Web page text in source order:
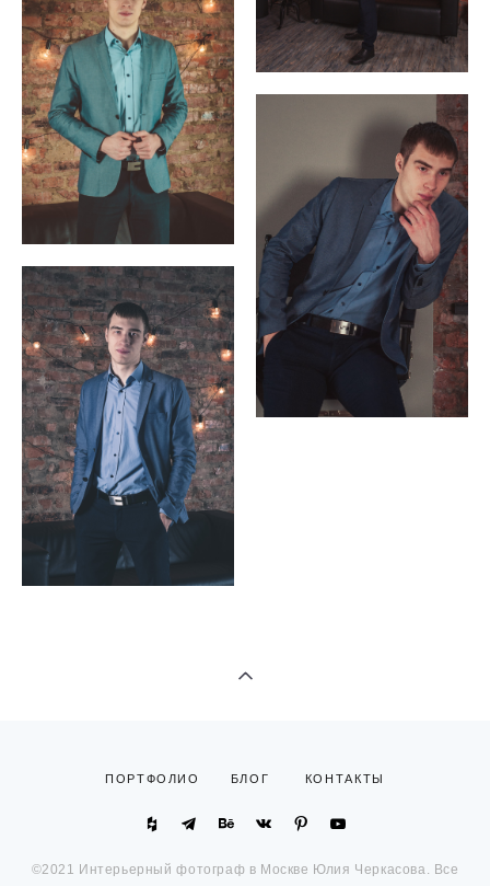
ПОРТФОЛИО БЛОГ КОНТАКТЫ
©2021 Интерьерный фотограф в Москве Юлия Черкасова. Все